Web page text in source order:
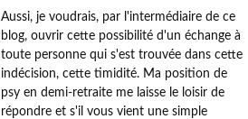
Aussi, je voudrais, par l'intermédiaire de ce
blog, ouvrir cette possibilité d'un échange à
toute personne qui s'est trouvée dans cette
indécision, cette timidité. Ma position de
psy en demi-retraite me laisse le loisir de
répondre et s'il vous vient une simple